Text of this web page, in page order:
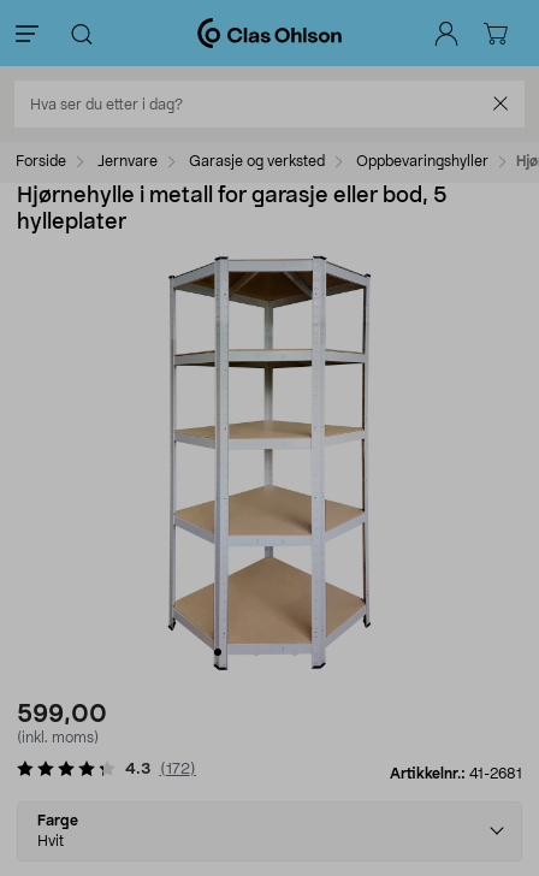
Forside Jernvare Garasje og verksted Oppbevaringshyller
Hjørnehylle i metall for garasje eller bod, 5
hylleplater
599,00
(inkl. moms)
Artikkelnr.: 41-2681
4.3 (172)
Select
variant
Farge
Hvit